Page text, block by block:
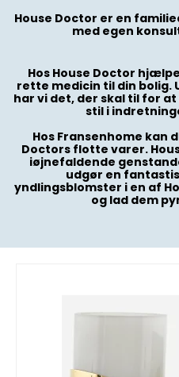
House Doctor er en
med egen
Hos House Doctor
rette medicin til din bolig.
har vi det, der skal til for
stil i
Hos Fransenhome kan
Doctors flotte varer.
iøjnefaldende
udgør en
yndlingsblomster i en af
og lad dem